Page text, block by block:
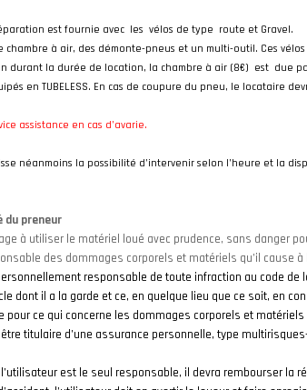
est fournie avec les vélos de type route et Gravel.
chambre à air, des démonte-pneus et un multi-outil. Ces
durant la durée de location, la chambre à air (8€) est due
en TUBELESS. En cas de coupure du pneu, le locataire
assistance en cas d’avarie.
néanmoins la possibilité d’intervenir selon l’heure et la
du preneur
à utiliser le matériel loué avec prudence, sans danger
des dommages corporels et matériels qu’il cause
responsable de toute infraction au code
dont il a la garde et ce, en quelque lieu que ce soit, en
pour ce qui concerne les dommages corporels et
titulaire d’une assurance personnelle, type
est le seul responsable, il devra rembourser la